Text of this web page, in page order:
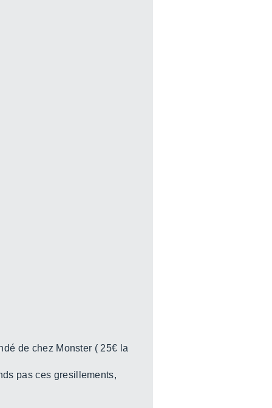
de chez Monster ( 25€ la
pas ces gresillements,